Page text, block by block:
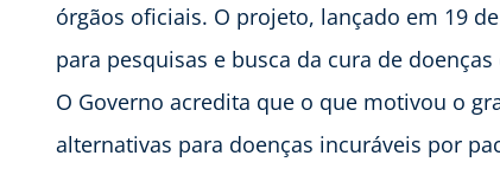
órgãos oficiais. O projeto, lançado em 19
para pesquisas e busca da cura de
O Governo acredita que o que motivou o
alternativas para doenças incuráveis por